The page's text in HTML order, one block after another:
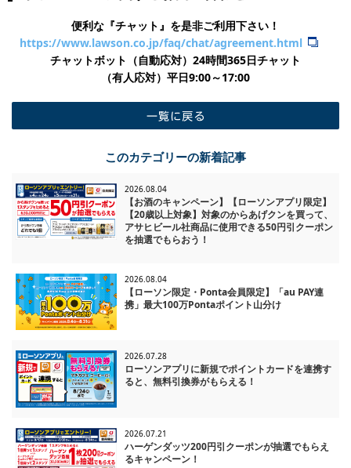
便利な『チャット』を是非ご利用下さい！
https://www.lawson.co.jp/faq/chat/agreement.html
チャットボット（自動応対）24時間365日チャット
​（有人応対）平日9:00～17:00
このカテゴリーの新着記事
2026.08.04
【お酒のキャンペーン】【ローソンアプリ限定】
【20歳以上対象】対象のからあげクンを買って、
アサヒビール社商品に使用できる50円引クーポン
を抽選でもらおう！
2026.08.04
【ローソン限定・Ponta会員限定】「au PAY連
携」最大100万Pontaポイント山分け
2026.07.28
ローソンアプリに新規でポイントカードを連携す
ると、無料引換券がもらえる！
2026.07.21
ハーゲンダッツ200円引クーポンが抽選でもらえ
るキャンペーン！